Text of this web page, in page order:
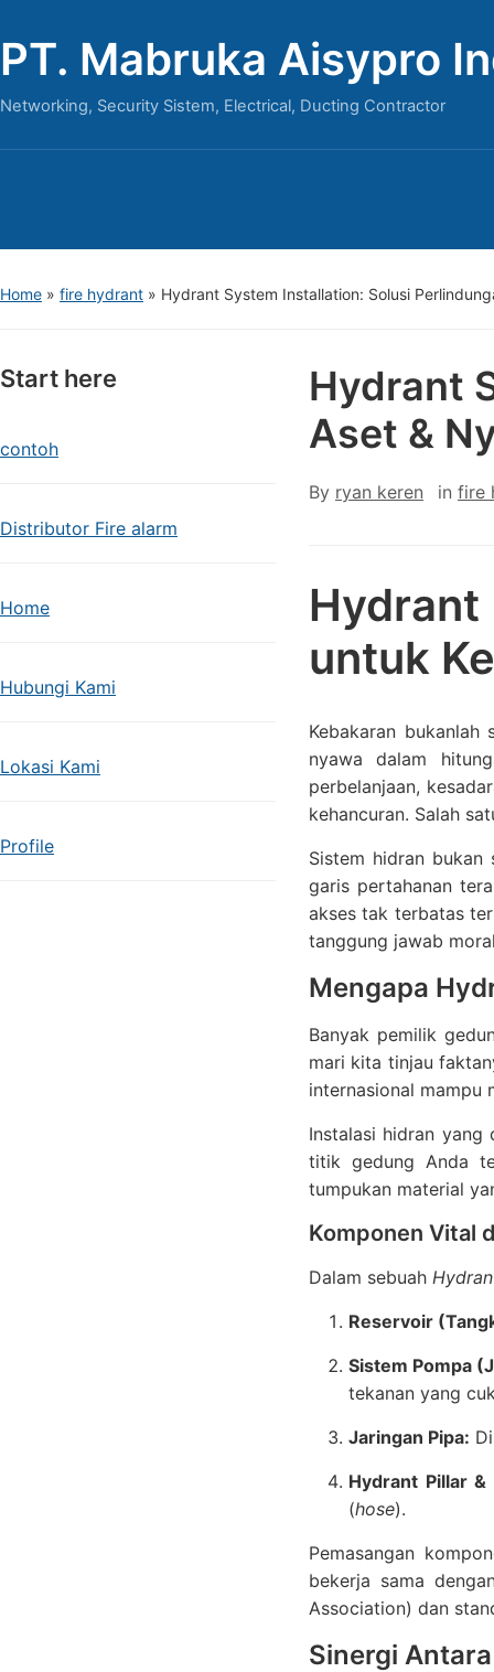
PT. Mabruka Aisypro
Networking, Security Sistem, Electrical, Ducting Contractor
Home » fire hydrant » Hydrant System Installation: Solusi
Start here
contoh
Distributor Fire alarm
Home
Hubungi Kami
Lokasi Kami
Profile
Hydrant
Aset &
By ryan keren in fire
untuk
Kebakaran
nyawa dalam
perbelanjaan,
kehancuran. Salah
Sistem hidran
garis pertahanan
akses tak terbatas
tanggung jawab
Mengapa
Banyak pemilik
mari kita tinjau
internasional mampu
Instalasi hidran
titik gedung Anda
tumpukan material
Komponen Vital
Dalam sebuah
Reservoir
Sistem Pompa
tekanan yang
Jaringan Pipa:
Hydrant Pillar &
(hose).
Pemasangan
bekerja sama
Association) dan
Sinergi